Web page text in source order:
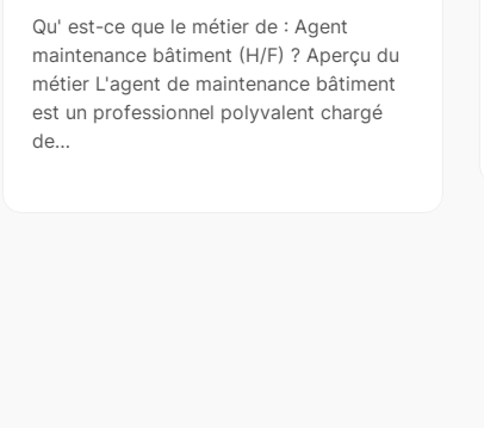
Qu' est-ce que le métier de : Aide
Couvreur (H/F) ? Aperçu du métier L'aide
couvreur assiste le couvreur principal
dans l’installation, la réparation et…